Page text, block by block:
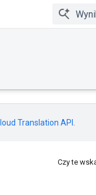
Translation API
Czy te